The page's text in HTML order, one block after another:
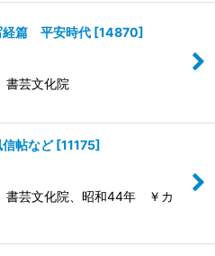
篇 平安時代 [14870]
書芸文化院
帖など [11175]
書芸文化院、昭和44年 ￥カ